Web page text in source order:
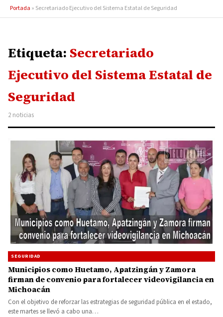
Portada » Secretariado Ejecutivo del Sistema Estatal de Seguridad
Etiqueta: Secretariado
Ejecutivo del Sistema Estatal de
Seguridad
2 noticias
SEGURIDAD
Municipios como Huetamo, Apatzingán y Zamora
firman de convenio para fortalecer videovigilancia en
Michoacán
Con el objetivo de reforzar las estrategias de seguridad pública en el estado,
este martes se llevó a cabo una…